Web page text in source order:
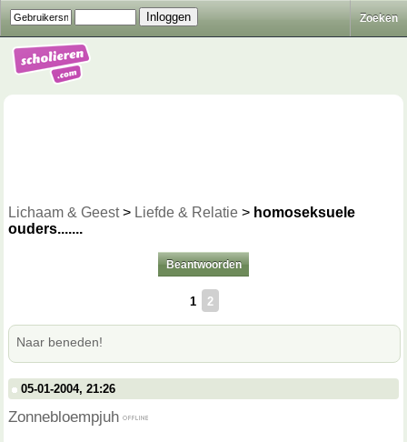
Zoeken
Lichaam & Geest> Liefde & Relatie > homoseksuele
ouders.......
Beantwoorden
1 2
Naar beneden!
05-01-2004, 21:26
Zonnebloempjuh